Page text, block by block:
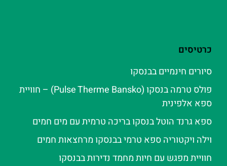
כרטיסים
סיורים חינמיים בבנסקו
פולס טרמה בנסקו (Pulse Therme Bansko) – חוויית
ספא אלפינית
ספא גרנד הוטל בנסקו בריכה טרמית עם מים חמים
וילה ויקטוריה ספא טרמי בבנסקו מרחצאות חמים
חוויית מפגש עם חיות מחמד נדירות בבנסקו